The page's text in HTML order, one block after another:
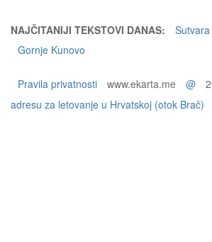
NAJČITANIJI TEKSTOVI DANAS: Sutvara
Gornje Kunovo
Pravila privatnosti www.ekarta.me @
adresu za letovanje u Hrvatskoj (otok Brač)